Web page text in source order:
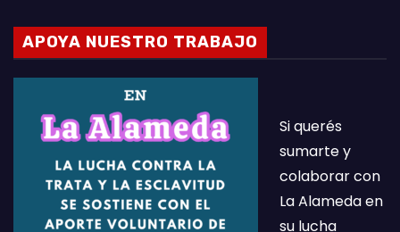
APOYA NUESTRO TRABAJO
Si querés
sumarte y
colaborar con
La Alameda en
su lucha